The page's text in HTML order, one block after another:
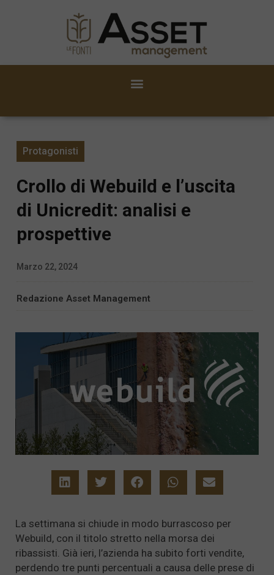
Protagonisti
Crollo di Webuild e l’uscita
di Unicredit: analisi e
prospettive
Marzo 22, 2024
Redazione Asset Management
La settimana si chiude in modo burrascoso per
Webuild, con il titolo stretto nella morsa dei
ribassisti. Già ieri, l’azienda ha subito forti vendite,
perdendo tre punti percentuali a causa delle prese di